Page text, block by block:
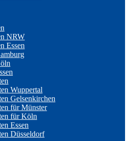
NRW
Essen
Wuppertal
Gelsenkirchen
für Münster
für Köln
Essen
Düsseldorf